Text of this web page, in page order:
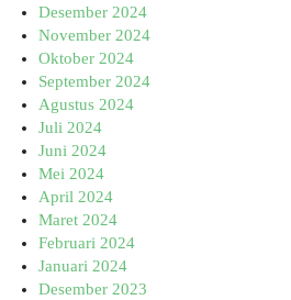
Desember 2024
November 2024
Oktober 2024
September 2024
Agustus 2024
Juli 2024
Juni 2024
Mei 2024
April 2024
Maret 2024
Februari 2024
Januari 2024
Desember 2023